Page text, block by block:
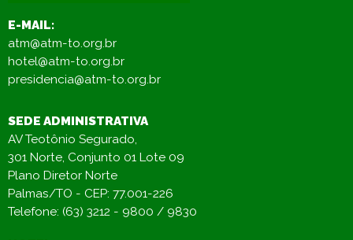
E-MAIL:
atm@atm-to.org.br
hotel@atm-to.org.br
presidencia@atm-to.org.br
SEDE ADMINISTRATIVA
AV Teotônio Segurado,
301 Norte, Conjunto 01 Lote 09
Plano Diretor Norte
Palmas/TO - CEP: 77.001-226
Telefone: (63) 3212 - 9800 / 9830